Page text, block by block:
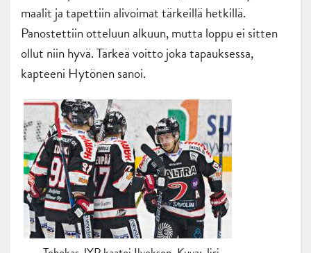
maalit ja tapettiin alivoimat tärkeillä hetkillä.
Panostettiin otteluun alkuun, mutta loppu ei sitten
ollut niin hyvä. Tärkeä voitto joka tapauksessa,
kapteeni Hytönen sanoi.